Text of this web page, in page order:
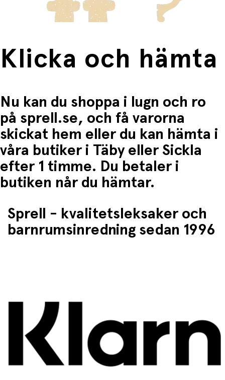
Klicka och hämta
Nu kan du shoppa i lugn och ro
på sprell.se, och få varorna
skickat hem eller du kan hämta i
våra butiker i Täby eller Sickla
efter 1 timme. Du betaler i
butiken når du hämtar.
Sprell - kvalitetsleksaker och
barnrumsinredning sedan 1996